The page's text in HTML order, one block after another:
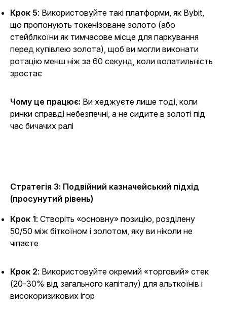
Крок 5: Використовуйте такі платформи, як Bybit,
що пропонують токенізоване золото (або
стейблкоїни як тимчасове місце для паркування
перед купівлею золота), щоб ви могли виконати
ротацію менш ніж за 60 секунд, коли волатильність
зростає
Чому це працює: Ви хеджуєте лише тоді, коли
ринки справді небезпечні, а не сидите в золоті під
час бичачих ралі
Стратегія 3: Подвійний казначейський підхід
(просунутий рівень)
Крок 1: Створіть «основну» позицію, розділену
50/50 між біткоїном і золотом, яку ви ніколи не
чіпаєте
Крок 2: Використовуйте окремий «торговий» стек
(20-30% від загального капіталу) для альткоїнів і
високоризикових ігор